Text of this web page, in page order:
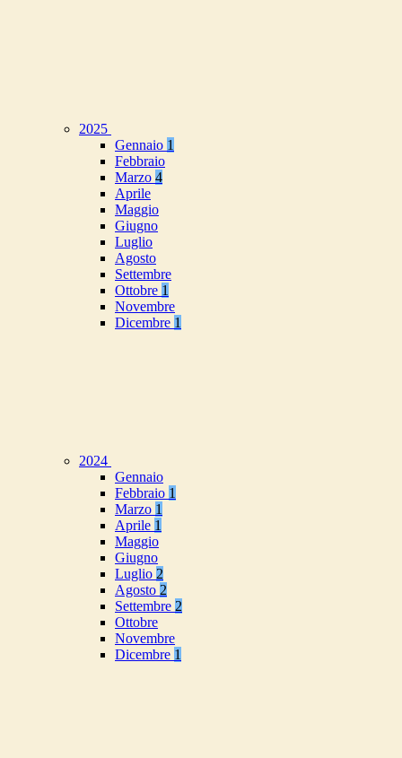
2025
Gennaio 1
Febbraio
Marzo 4
Aprile
Maggio
Giugno
Luglio
Agosto
Settembre
Ottobre 1
Novembre
Dicembre 1
2024
Gennaio
Febbraio 1
Marzo 1
Aprile 1
Maggio
Giugno
Luglio 2
Agosto 2
Settembre 2
Ottobre
Novembre
Dicembre 1